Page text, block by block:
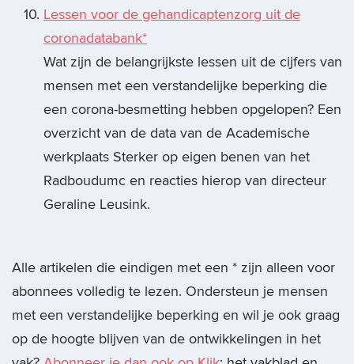
Lessen voor de gehandicaptenzorg uit de
coronadatabank*
Wat zijn de belangrijkste lessen uit de cijfers van
mensen met een verstandelijke beperking die
een corona-besmetting hebben opgelopen? Een
overzicht van de data van de Academische
werkplaats Sterker op eigen benen van het
Radboudumc en reacties hierop van directeur
Geraline Leusink.
Alle artikelen die eindigen met een * zijn alleen voor
abonnees volledig te lezen. Ondersteun je mensen
met een verstandelijke beperking en wil je ook graag
op de hoogte blijven van de ontwikkelingen in het